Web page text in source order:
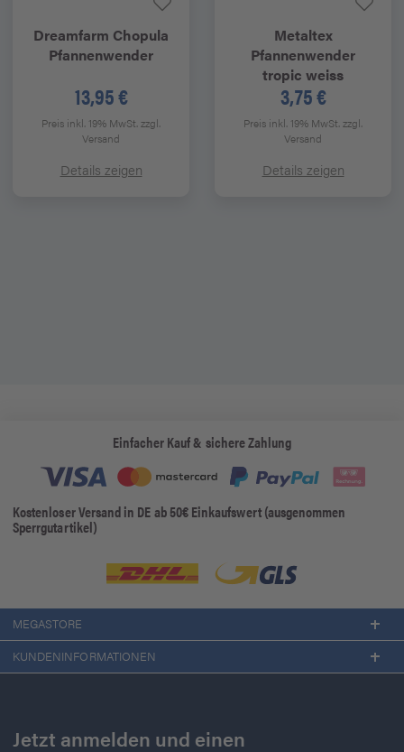
Dreamfarm Chopula
Pfannenwender
13,95 €
Preis inkl. 19% MwSt.zzgl.
Versand
Details zeigen
Metaltex
Pfannenwender
tropic weiss
3,75 €
Preis inkl. 19% MwSt.zzgl.
Versand
Details zeigen
Einfacher Kauf & sichere Zahlung
Kostenloser Versand in DE ab 50€ Einkaufswert (ausgenommen
Sperrgutartikel)
MEGASTORE
KUNDENINFORMATIONEN
Jetzt anmelden und einen